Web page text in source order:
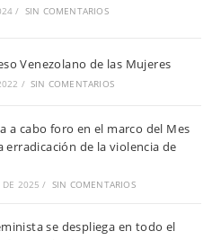
/ SIN COMENTARIOS
Venezolano de las Mujeres
/ SIN COMENTARIOS
a cabo foro en el marco del Mes
erradicación de la violencia de
DE 2025 / SIN COMENTARIOS
se despliega en todo el